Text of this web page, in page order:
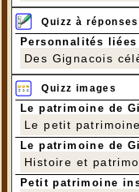
Quizz à
Personnalités
Des Gignacois
Quizz images
Le patrimoine de
Le petit patrimoine
Le patrimoine de
Histoire et
Petit patrimoine